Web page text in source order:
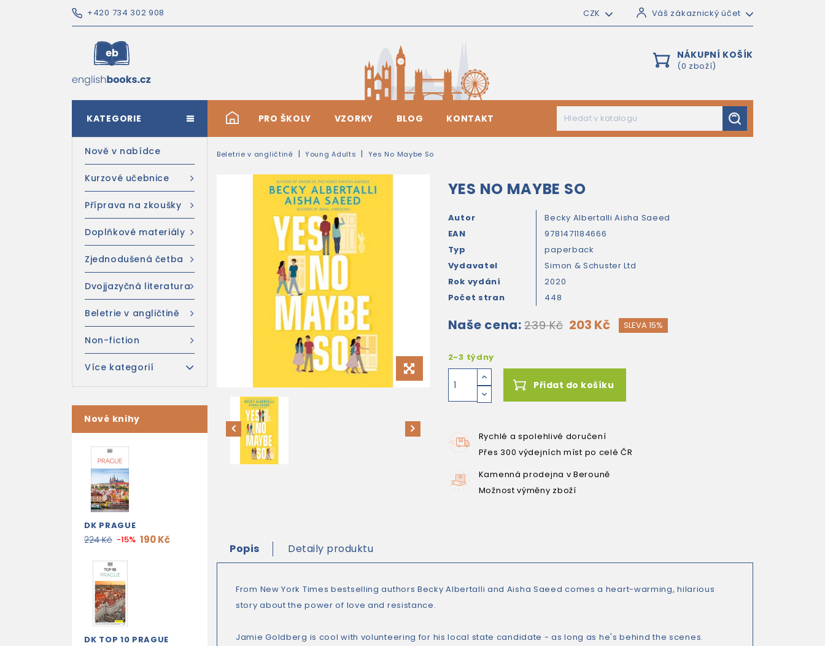
+420 734 302 908 CZK Váš zákaznický účet
NÁKUPNÍ KOŠÍK
(0 zboží)
# PRO ŠKOLY VZORKY BLOG KONTAKT
KATEGORIE
Nově v nabídce
Kurzové učebnice
Příprava na zkoušky
Doplňkové materiály
Zjednodušená četba
Dvojjazyčná literatura
Beletrie v angličtině
Non-fiction
Více kategorií
Nové knihy
DK PRAGUE
224 Kč -15% 190 Kč
DK TOP 10 PRAGUE
Beletrie v angličtině Young Adults Yes No Maybe So
YES NO MAYBE SO
Autor Becky AlbertalliAisha Saeed
EAN
9781471184666
Typ
paperback
Vydavatel
Simon & Schuster Ltd
Rok vydání
2020
Počet stran
448
Naše cena: 239 Kč 203 Kč SLEVA 15%
2-3 týdny
Přidat do košíku
Rychlé a spolehlivé doručení
Přes 300 výdejních míst po celé ČR
Kamenná prodejna v Berouně
Možnost výměny zboží
Popis Detaily produktu
From New York Times bestselling authors Becky Albertalli and Aisha Saeed comes a heart-warming, hilarious
story about the power of love and resistance.
Jamie Goldberg is cool with volunteering for his local state candidate - as long as he's behind the scenes.